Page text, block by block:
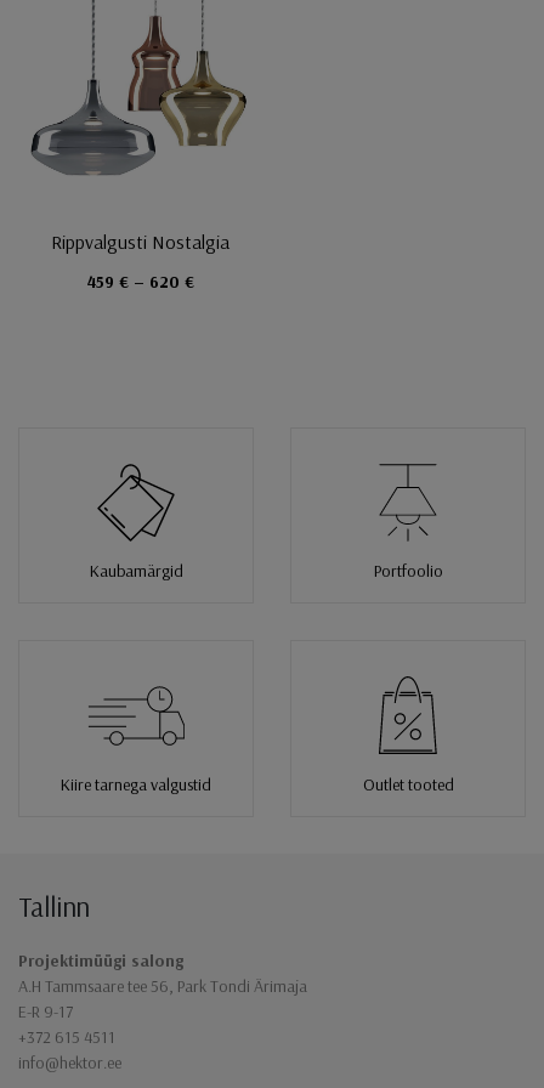
Rippvalgusti Nostalgia
459 € – 620 €
Kaubamärgid Portfoolio
Kiire tarnega valgustid Outlet tooted
Jaluse navigatsioon
Tallinn
Projektimüügi salong
A.H Tammsaare tee 56, Park Tondi Ärimaja
E-R 9-17
+372 615 4511
info@hektor.ee